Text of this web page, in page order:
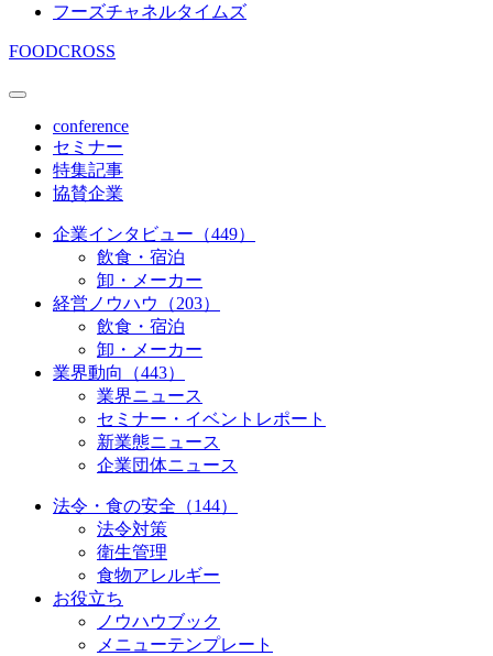
フーズチャネルタイムズ
FOODCROSS
conference
セミナー
特集記事
協賛企業
企業インタビュー（449）
飲食・宿泊
卸・メーカー
経営ノウハウ（203）
飲食・宿泊
卸・メーカー
業界動向（443）
業界ニュース
セミナー・イベントレポート
新業態ニュース
企業団体ニュース
法令・食の安全（144）
法令対策
衛生管理
食物アレルギー
お役立ち
ノウハウブック
メニューテンプレート